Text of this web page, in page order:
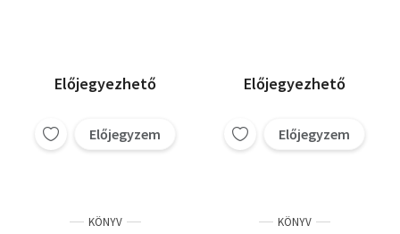
Előjegyezhető
Előjegyzem
Előjegyezhető
Előjegyzem
KÖNYV KÖNYV